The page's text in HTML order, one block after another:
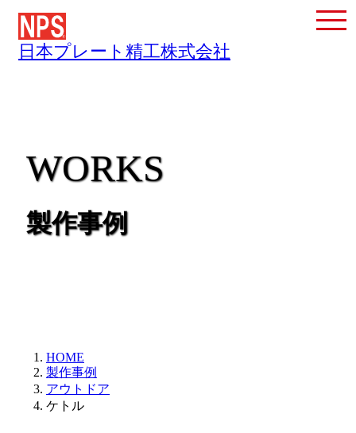
日本プレート精工株式会社
WORKS
製作事例
HOME
製作事例
アウトドア
ケトル